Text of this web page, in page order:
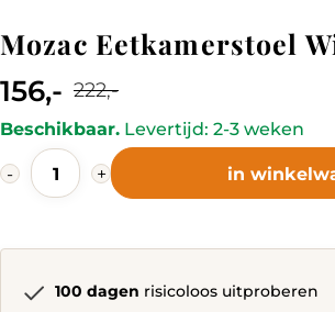
Mozac Eetkamerstoel
156,-
Current
price
is:
156,-.
222,-
Original
price
was:
222,-.
Beschikbaar. Levertijd: 2-3 weken
-
Mozac
Eetkamerstoel
Wit
+ in
100 dagen risicoloos uitproberen